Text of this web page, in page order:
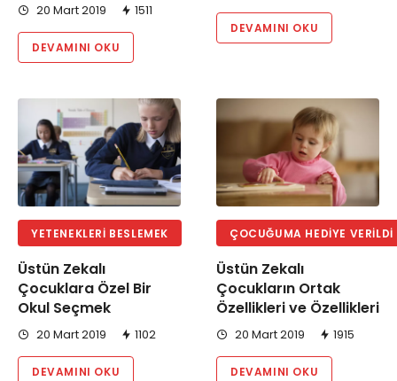
20 Mart 2019 1511
DEVAMINI OKU
DEVAMINI OKU
YETENEKLERI BESLEMEK
Üstün Zekalı
Çocuklara Özel Bir
Okul Seçmek
20 Mart 2019 1102
DEVAMINI OKU
ÇOCUĞUMA HEDIYE VERILDI
Üstün Zekalı
Çocukların Ortak
Özellikleri ve Özellikleri
20 Mart 2019 1915
DEVAMINI OKU